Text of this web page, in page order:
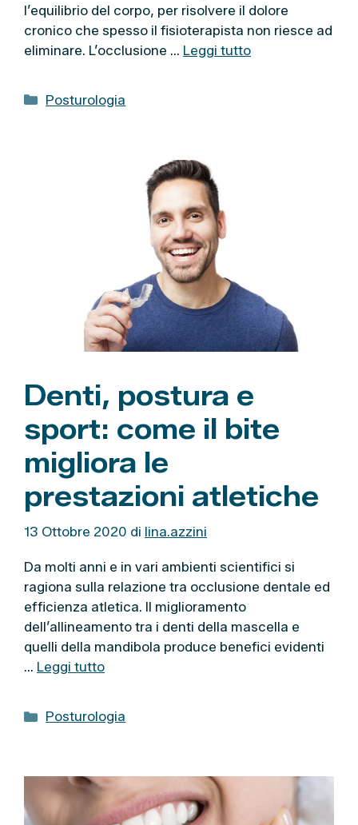
l’equilibrio del corpo, per risolvere il dolore
cronico che spesso il fisioterapista non riesce ad
eliminare. L’occlusione … Leggi tutto
C
Posturologia
Denti, postura e
sport: come il bite
migliora le
prestazioni atletiche
13 Ottobre 2020 di lina.azzini
Da molti anni e in vari ambienti scientifici si
ragiona sulla relazione tra occlusione dentale ed
efficienza atletica. Il miglioramento
dell’allineamento tra i denti della mascella e
quelli della mandibola produce benefici evidenti
… Leggi tutto
C
e
g
o
Posturologia